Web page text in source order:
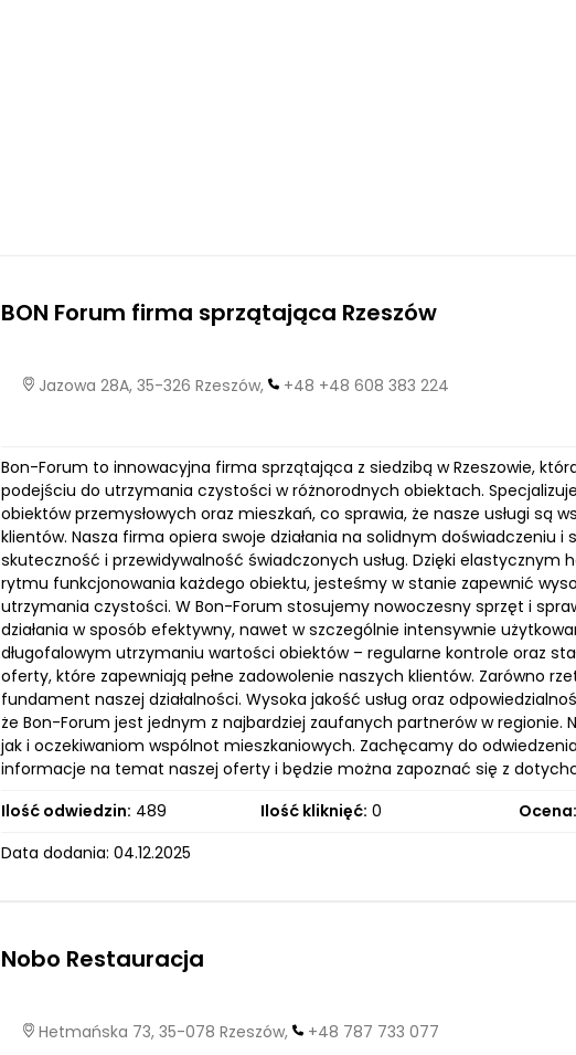
BON Forum firma sprzątająca Rzeszów
Jazowa 28A, 35-326 Rzeszów, +48 +48 608 383 224
Bon-Forum to innowacyjna firma sprzątająca z siedzibą w Rzeszowie,
podejściu do utrzymania czystości w różnorodnych obiektach.
obiektów przemysłowych oraz mieszkań, co sprawia, że nasze usługi
klientów. Nasza firma opiera swoje działania na solidnym
skuteczność i przewidywalność świadczonych usług. Dzięki
rytmu funkcjonowania każdego obiektu, jesteśmy w stanie zapewnić
utrzymania czystości. W Bon-Forum stosujemy nowoczesny sprzęt i
działania w sposób efektywny, nawet w szczególnie intensywnie
długofalowym utrzymaniu wartości obiektów – regularne kontrole oraz
oferty, które zapewniają pełne zadowolenie naszych klientów. Zarówno
fundament naszej działalności. Wysoka jakość usług oraz
że Bon-Forum jest jednym z najbardziej zaufanych partnerów w
jak i oczekiwaniom wspólnot mieszkaniowych. Zachęcamy do
informacje na temat naszej oferty i będzie można zapoznać się z
Ilość odwiedzin: 489 Ilość kliknięć: 0 Ocena:
Data dodania: 04.12.2025
Nobo Restauracja
Hetmańska 73, 35-078 Rzeszów, +48 787 733 077